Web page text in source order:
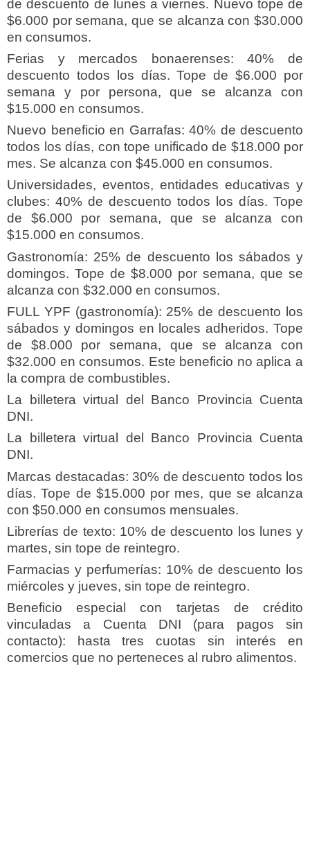
de descuento de lunes a viernes. Nuevo tope de
$6.000 por semana, que se alcanza con $30.000
en consumos.
Ferias y mercados bonaerenses: 40% de
descuento todos los días. Tope de $6.000 por
semana y por persona, que se alcanza con
$15.000 en consumos.
Nuevo beneficio en Garrafas: 40% de descuento
todos los días, con tope unificado de $18.000 por
mes. Se alcanza con $45.000 en consumos.
Universidades, eventos, entidades educativas y
clubes: 40% de descuento todos los días. Tope
de $6.000 por semana, que se alcanza con
$15.000 en consumos.
Gastronomía: 25% de descuento los sábados y
domingos. Tope de $8.000 por semana, que se
alcanza con $32.000 en consumos.
FULL YPF (gastronomía): 25% de descuento los
sábados y domingos en locales adheridos. Tope
de $8.000 por semana, que se alcanza con
$32.000 en consumos. Este beneficio no aplica a
la compra de combustibles.
La billetera virtual del Banco Provincia Cuenta
DNI.
La billetera virtual del Banco Provincia Cuenta
DNI.
Marcas destacadas: 30% de descuento todos los
días. Tope de $15.000 por mes, que se alcanza
con $50.000 en consumos mensuales.
Librerías de texto: 10% de descuento los lunes y
martes, sin tope de reintegro.
Farmacias y perfumerías: 10% de descuento los
miércoles y jueves, sin tope de reintegro.
Beneficio especial con tarjetas de crédito
vinculadas a Cuenta DNI (para pagos sin
contacto): hasta tres cuotas sin interés en
comercios que no perteneces al rubro alimentos.